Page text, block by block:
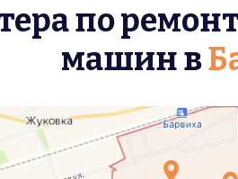
по
машин в